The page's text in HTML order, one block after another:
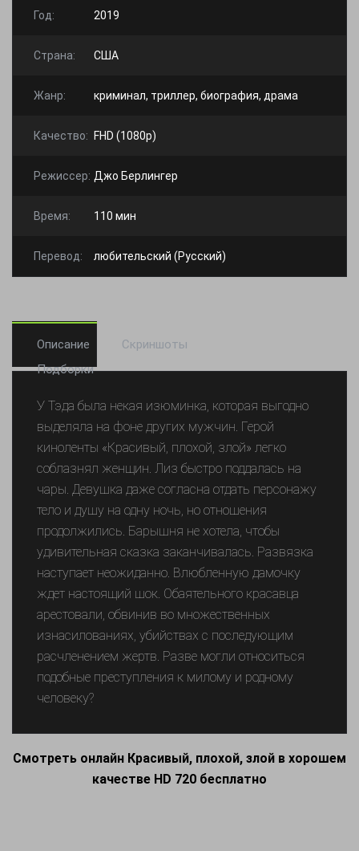
Год: 2019
Страна: США
Жанр: криминал, триллер, биография, драма
Качество: FHD (1080p)
Режиссер: Джо Берлингер
Время: 110 мин
Перевод: любительский (Русский)
Описание
Скриншоты
Подборки
У Тэда была некая изюминка, которая выгодно
выделяла на фоне других мужчин. Герой
киноленты «Красивый, плохой, злой» легко
соблазнял женщин. Лиз быстро поддалась на
чары. Девушка даже согласна отдать персонажу
тело и душу на одну ночь, но отношения
продолжились. Барышня не хотела, чтобы
удивительная сказка заканчивалась. Развязка
наступает неожиданно. Влюбленную дамочку
ждет настоящий шок. Обаятельного красавца
арестовали, обвинив во множественных
изнасилованиях, убийствах с последующим
расчленением жертв. Разве могли относиться
подобные преступления к милому и родному
человеку?
Смотреть онлайн Красивый, плохой, злой в хорошем
качестве HD 720 бесплатно